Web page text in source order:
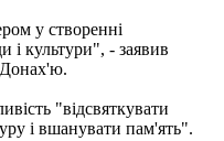
у створенні
і культури", - заявив
"відсвяткувати
і вшанувати пам'ять".